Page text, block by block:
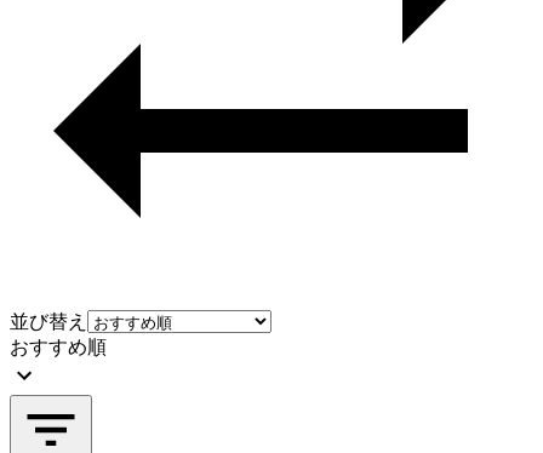
並び替え
おすすめ順